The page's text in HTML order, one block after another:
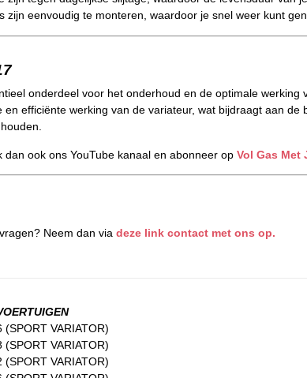
zijn eenvoudig te monteren, waardoor je snel weer kunt
onderdeel voor het onderhoud en de optimale
efficiënte werking van de variateur, wat bijdraagt aan
ook ons YouTube kanaal en abonneer op Vol Gas Met
Neem dan via deze link contact met ons op.
VARIATOR)
VARIATOR)
VARIATOR)